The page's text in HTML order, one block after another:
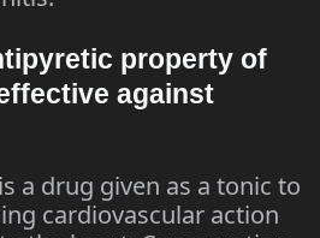
property of
against
a drug given as a tonic to
cardiovascular action